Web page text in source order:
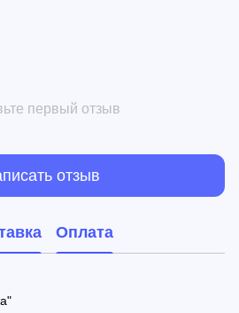
первый отзыв
отзыв
Оплата